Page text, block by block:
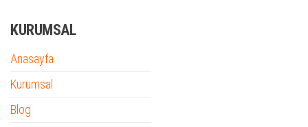
KURUMSAL
Anasayfa
Kurumsal
Blog